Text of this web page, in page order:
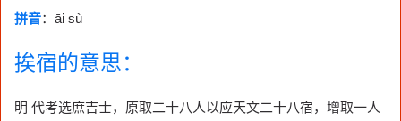
拼音：āi sù
挨宿的意思：
明 代考选庶吉士，原取二十八人以应天文二十八宿，增取一人